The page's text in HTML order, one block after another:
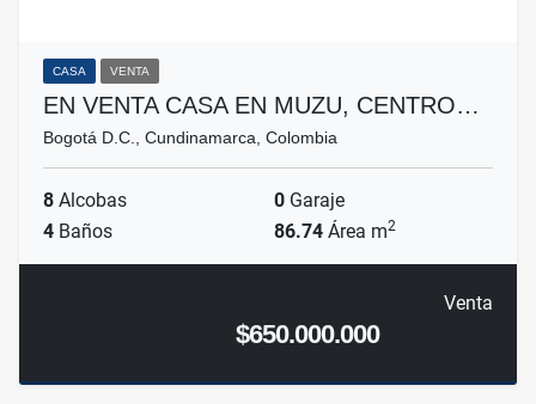
CASA VENTA
EN VENTA CASA EN MUZU, CENTRO…
Bogotá D.C., Cundinamarca, Colombia
8 Alcobas 0 Garaje
4 Baños 86.74 Área m2
Venta
$650.000.000